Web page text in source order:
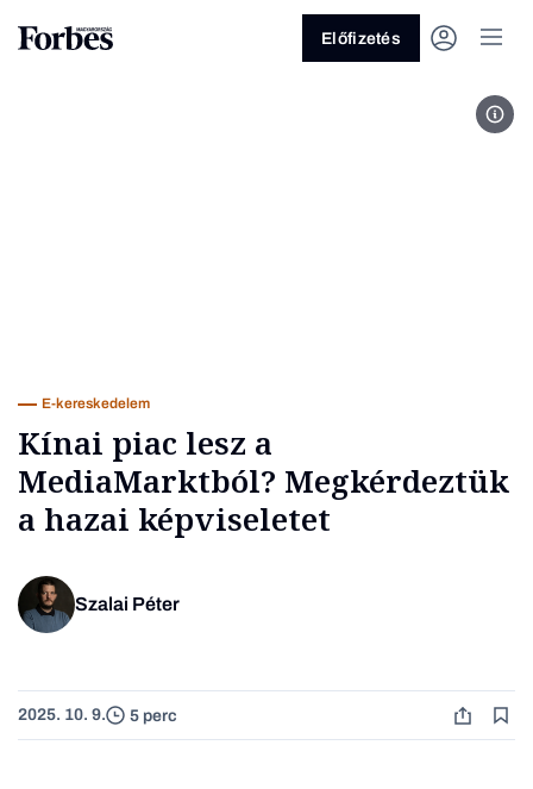
Üzlet
Előfizetés
E-kereskedelem
Kínai piac lesz a
MediaMarktból? Megkérdeztük
a hazai képviseletet
Szalai Péter
2025. 10. 9. 5 perc